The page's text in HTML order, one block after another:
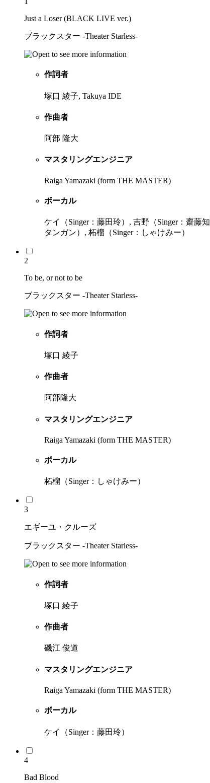
Just a Loser (BLACK LIVE ver.)
ブラックスター -Theater Starless-
作詞者
塚口 綾子, Takuya IDE
作曲者
阿部 隆大
マスタリングエンジニア
Raiga Yamazaki (form THE MASTER)
ボーカル
ケイ（Singer：藤田玲）, 吉野（Singer：齋藤
タンガン）, 柘榴（Singer：しゃけみー）
2
To be, or not to be
ブラックスター -Theater Starless-
作詞者
塚口 綾子
作曲者
阿部隆大
マスタリングエンジニア
Raiga Yamazaki (form THE MASTER)
ボーカル
柘榴（Singer：しゃけみー）
3
エギーユ・クルーズ
ブラックスター -Theater Starless-
作詞者
塚口 綾子
作曲者
磯江 俊道
マスタリングエンジニア
Raiga Yamazaki (form THE MASTER)
ボーカル
ケイ（Singer：藤田玲）
4
Bad Blood